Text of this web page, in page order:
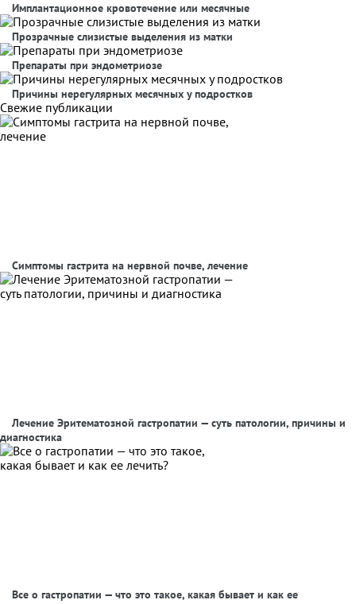
Имплантационное кровотечение или месячные
Прозрачные слизистые выделения из матки
Препараты при эндометриозе
Причины нерегулярных месячных у подростков
Свежие публикации
Симптомы гастрита на нервной почве, лечение
Лечение Эритематозной гастропатии — суть патологии, причины и
диагностика
Все о гастропатии — что это такое, какая бывает и как ее